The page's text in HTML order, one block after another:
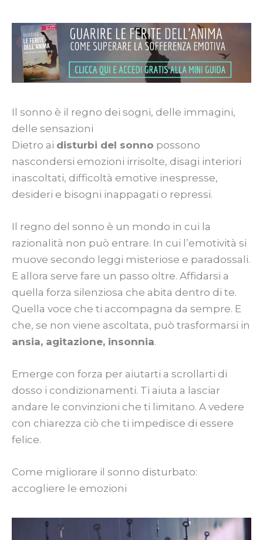
Il sonno è il regno dei sogni, delle immagini,
delle sensazioni
Dietro ai disturbi del sonno possono
nascondersi emozioni irrisolte, disagi interiori
inascoltati, difficoltà emotive inespresse,
desideri e bisogni inappagati o repressi.
Il regno del sonno è un mondo in cui la
razionalità non può entrare. In cui l’emotività si
muove secondo leggi misteriose e paradossali.
E allora serve fare un passo oltre. Affidarsi a
quella forza silenziosa che abita dentro di te.
Quella voce che ti accompagna da sempre. E
che, se non viene ascoltata, può trasformarsi in
ansia, agitazione, insonnia.
Emerge con forza per aiutarti a scrollarti di
dosso i condizionamenti. Ti aiuta a lasciar
andare le convinzioni che ti limitano. A vedere
con chiarezza ciò che ti impedisce di essere
felice.
Come migliorare il sonno disturbato:
accogliere le emozioni